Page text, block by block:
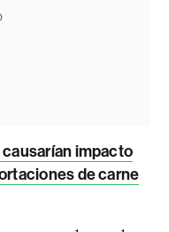
impacto
de carne